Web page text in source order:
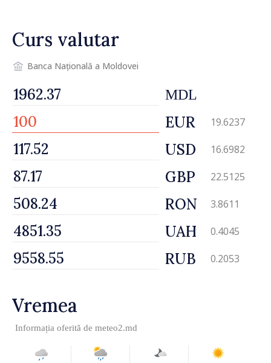
Curs valutar
Banca Națională a Moldovei
MDL
EUR 19.6237
USD 16.6982
GBP 22.5125
RON 3.8611
UAH 0.4045
RUB 0.2053
Vremea
Informația oferită de meteo2.md